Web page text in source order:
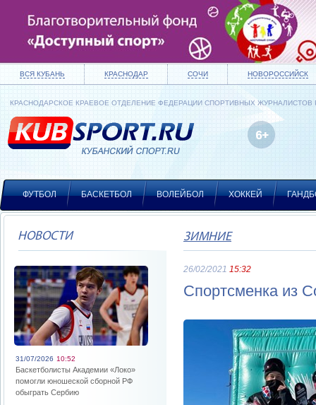
ВСЯ КУБАНЬ КРАСНОДАР СОЧИ НОВОРОССИЙСК
КРАСНОДАРСКОЕ КРАЕВОЕ ОТДЕЛЕНИЕ ФЕДЕРАЦИИ СПОРТИВНЫХ ЖУРНАЛИСТОВ
ФУТБОЛ БАСКЕТБОЛ ВОЛЕЙБОЛ ХОККЕЙ
НОВОСТИ
31/07/2026 10:52
Баскетболисты Академии «Локо»
помогли юношеской сборной РФ
обыграть Сербию
ЗИМНИЕ
26/02/2021 15:32
Спортсменка из